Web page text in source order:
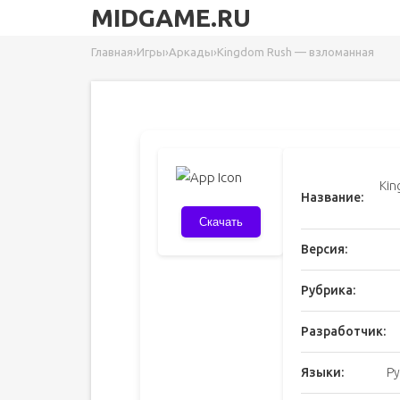
MIDGAME.RU
Главная›Игры›Аркады›Kingdom Rush — взломанная
Скачать
Название:
Версия:
Рубрика:
Разработчик:
Языки: